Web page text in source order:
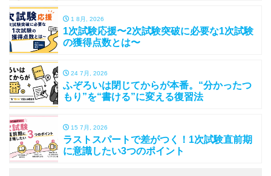
1 8月, 2026
1次試験応援〜2次試験突破に必要な1次試験
の獲得点数とは〜
24 7月, 2026
ふぞろいは閉じてからが本番。“分かったつ
もり”を“書ける”に変える復習法
15 7月, 2026
ラストスパートで差がつく！1次試験直前期
に意識したい3つのポイント